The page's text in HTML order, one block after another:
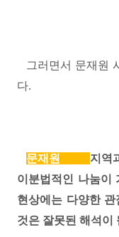
그러면서 문재원
다.
문재원 지역
이분법적인 나눔이
현상에는 다양한 관
것은 잘못된 해석이